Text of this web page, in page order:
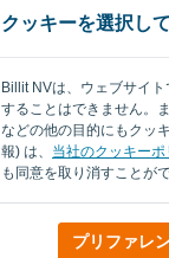
クッキーを選択し
Billit NVは、ウェブサイ
することはできません。
などの他の目的にもクッ
報) は、 当社のクッキー
も同意を取り消すことが
プリファレ